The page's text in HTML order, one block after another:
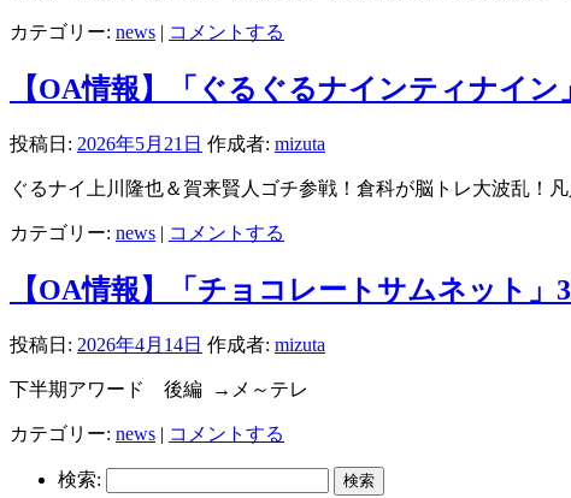
カテゴリー: news | コメントする
【OA情報】「ぐるぐるナインティナイン
投稿日: 2026年5月21日 作成者: mizuta
ぐるナイ上川隆也＆賀来賢人ゴチ参戦！倉科が脳トレ大波乱！
カテゴリー: news | コメントする
【OA情報】「チョコレートサムネット
投稿日: 2026年4月14日 作成者: mizuta
下半期アワード 後編 →メ～テレ
カテゴリー: news | コメントする
検索: